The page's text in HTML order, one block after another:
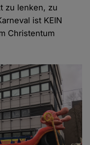
zu lenken, zu
ist KEIN
Christentum